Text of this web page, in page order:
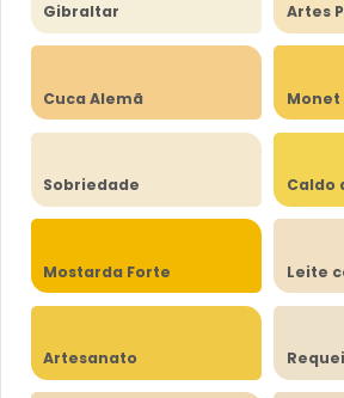
Gibraltar Artes
Cuca Alemã Monet
Sobriedade Caldo
Mostarda Forte Leite
Artesanato